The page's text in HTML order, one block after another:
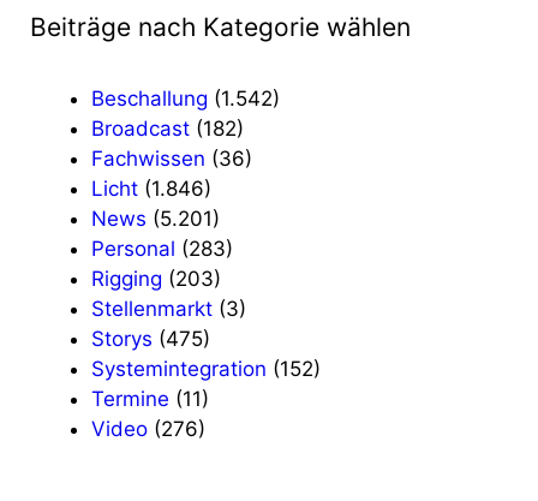
Beiträge nach Kategorie wählen
Beschallung (1.542)
Broadcast (182)
Fachwissen (36)
Licht (1.846)
News (5.201)
Personal (283)
Rigging (203)
Stellenmarkt (3)
Storys (475)
Systemintegration (152)
Termine (11)
Video (276)